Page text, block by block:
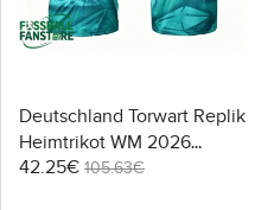
Deutschland Torwart Replik
Heimtrikot WM 2026
Kurzarm
42.25€ 105.63€